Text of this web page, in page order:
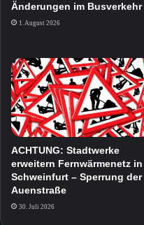
Änderungen im Busverkehr
1. August 2026
ACHTUNG: Stadtwerke
erweitern Fernwärmenetz in
Schweinfurt – Sperrung der
Auenstraße
30. Juli 2026